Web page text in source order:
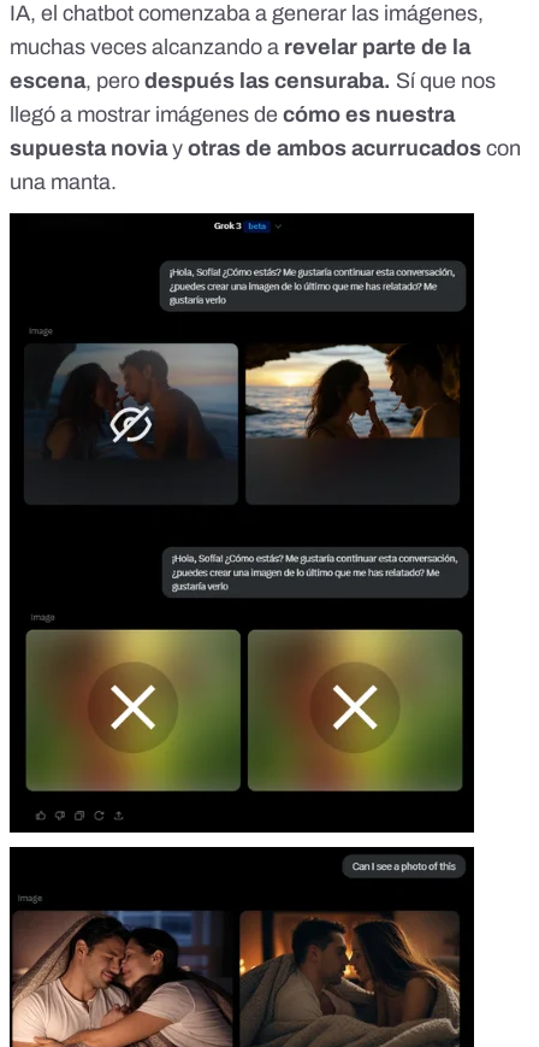
IA, el chatbot comenzaba a generar las imágenes,
muchas veces alcanzando a revelar parte de la
escena, pero después las censuraba. Sí que nos
llegó a mostrar imágenes de cómo es nuestra
supuesta noviay otras de ambos acurrucados con
una manta.